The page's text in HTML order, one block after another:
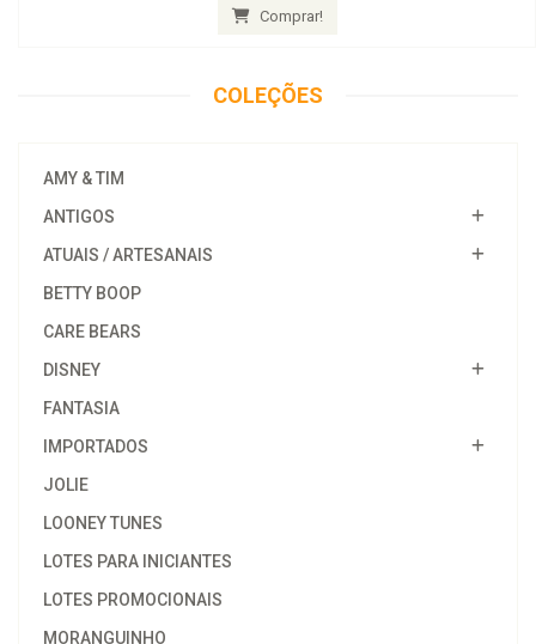
Comprar!
COLEÇÕES
AMY & TIM
ANTIGOS
ATUAIS / ARTESANAIS
BETTY BOOP
CARE BEARS
DISNEY
FANTASIA
IMPORTADOS
JOLIE
LOONEY TUNES
LOTES PARA INICIANTES
LOTES PROMOCIONAIS
MORANGUINHO